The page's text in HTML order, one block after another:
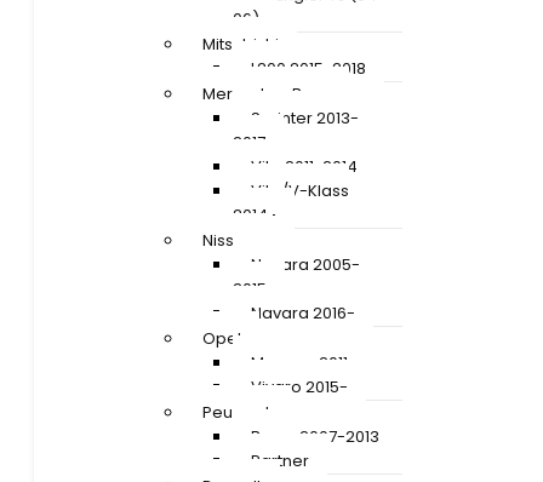
06)
Mitsubishi
L200 2015-2018
Mercedes-Benz
Sprinter 2013-
2017
Vito 2011-2014
Vito/V-Klass
2014-
Nissan
Navara 2005-
2015
Navara 2016-
Opel
Movano 2011-
Vivaro 2015-
Peugeot
Boxer 2007-2013
Partner